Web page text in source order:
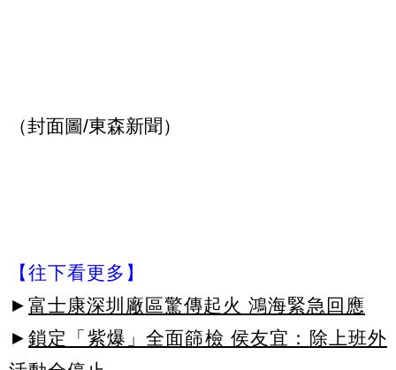
（封面圖/東森新聞）
【往下看更多】
► 富士康深圳廠區驚傳起火 鴻海緊急回應
► 鎖定「紫爆」全面篩檢 侯友宜：除上班外